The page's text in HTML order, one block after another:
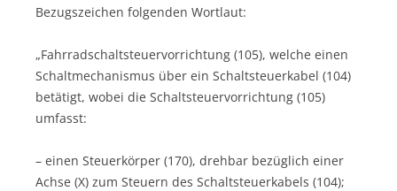
Bezugszeichen folgenden Wortlaut:
„Fahrradschaltsteuervorrichtung (105), welche einen
Schaltmechanismus über ein Schaltsteuerkabel (104)
betätigt, wobei die Schaltsteuervorrichtung (105)
umfasst:
– einen Steuerkörper (170), drehbar bezüglich einer
Achse (X) zum Steuern des Schaltsteuerkabels (104);